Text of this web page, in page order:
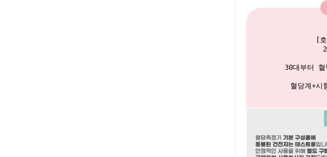
[
30대부터
혈당계+시